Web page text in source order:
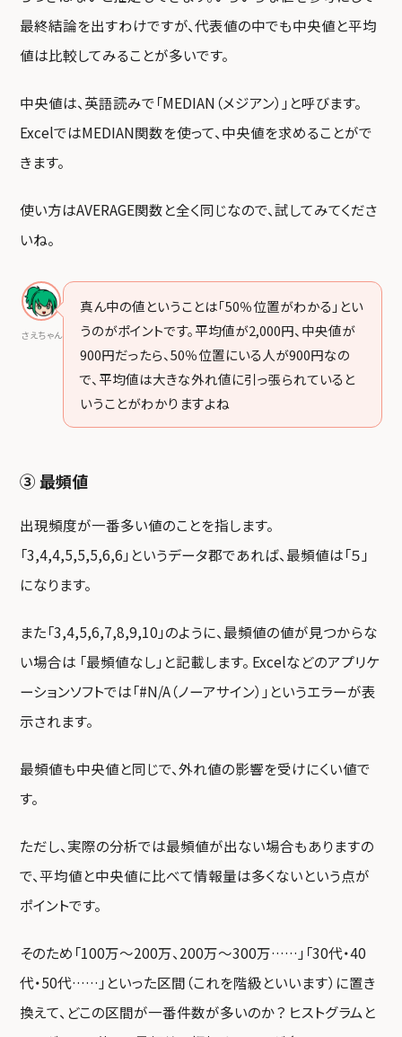
最終結論を出すわけですが、代表値の中でも中央値と平均
値は比較してみることが多いです。
中央値は、英語読みで「MEDIAN（メジアン）」と呼びます。
ExcelではMEDIAN関数を使って、中央値を求めることがで
きます。
使い方はAVERAGE関数と全く同じなので、試してみてくださ
いね。
さえちゃん
真ん中の値ということは「50％位置がわかる」とい
うのがポイントです。平均値が2,000円、中央値が
900円だったら、50％位置にいる人が900円なの
で、平均値は大きな外れ値に引っ張られていると
いうことがわかりますよね
③ 最頻値
出現頻度が一番多い値のことを指します。
「3,4,4,5,5,5,6,6」というデータ郡であれば、最頻値は「５」
になります。
また「3,4,5,6,7,8,9,10」のように、最頻値の値が見つからな
い場合は 「最頻値なし」と記載します。 Excelなどのアプリケ
ーションソフトでは「#N/A（ノーアサイン）」というエラーが表
示されます。
最頻値も中央値と同じで、外れ値の影響を受けにくい値で
す。
ただし、実際の分析では最頻値が出ない場合もありますの
で、平均値と中央値に比べて情報量は多くないという点が
ポイントです。
そのため「100万〜200万、200万〜300万……」「30代・40
代・50代……」といった区間（これを階級といいます）に置き
換えて、どこの区間が一番件数が多いのか？ ヒストグラムと